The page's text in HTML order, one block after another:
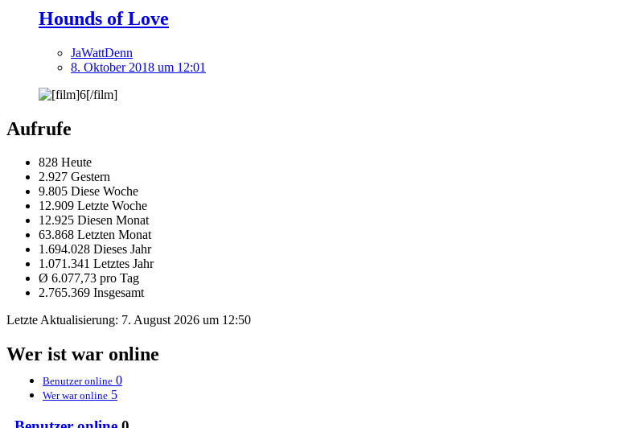
Hounds of Love
JaWattDenn
8. Oktober 2018 um 12:01
Aufrufe
828 Heute
2.927 Gestern
9.805 Diese Woche
12.909 Letzte Woche
12.925 Diesen Monat
63.868 Letzten Monat
1.694.028 Dieses Jahr
1.071.341 Letztes Jahr
Ø 6.077,73 pro Tag
2.765.369 Insgesamt
Letzte Aktualisierung: 7. August 2026 um 12:50
Wer ist war online
Benutzer online 0
Wer war online 5